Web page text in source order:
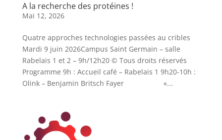
A la recherche des protéines !
Mai 12, 2026
Quatre approches technologies passées au cribles
Mardi 9 juin 2026Campus Saint Germain – salle
Rabelais 1 et 2 – 9h/12h20 © Tous droits réservés
Programme 9h : Accueil café – Rabelais 1 9h20-10h :
Olink – Benjamin Britsch Fayer «...